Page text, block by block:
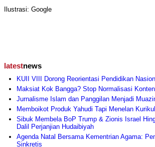
Ilustrasi: Google
latestnews
KUII VIII Dorong Reorientasi Pendidikan
Maksiat Kok Bangga? Stop Normalisasi
Jurnalisme Islam dan Panggilan Menjadi
Memboikot Produk Yahudi Tapi Menelan
Sibuk Membela BoP Trump & Zionis Israel
Dalil Perjanjian Hudaibiyah
Agenda Natal Bersama Kementrian Agama:
Sinkretis